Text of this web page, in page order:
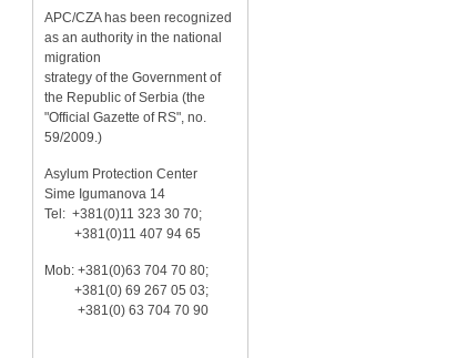
APC/CZA has been recognized
as an authority in the national
migration
strategy of the Government of
the Republic of Serbia (the
"Official Gazette of RS", no.
59/2009.)
Asylum Protection Center
Sime Igumanova 14
Tel: +381(0)11 323 30 70;
+381(0)11 407 94 65
Mob: +381(0)63 704 70 80;
+381(0) 69 267 05 03;
+381(0) 63 704 70 90